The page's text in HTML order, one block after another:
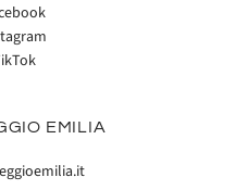
EMILIA